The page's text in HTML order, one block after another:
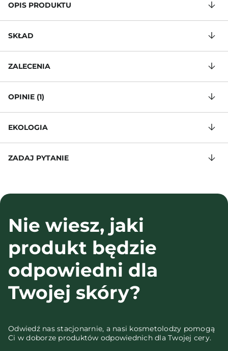
OPIS PRODUKTU
SKŁAD
ZALECENIA
OPINIE (1)
EKOLOGIA
ZADAJ PYTANIE
Nie wiesz, jaki
produkt będzie
odpowiedni dla
Twojej skóry?
Odwiedź nas stacjonarnie, a nasi kosmetolodzy pomogą
Ci w doborze produktów odpowiednich dla Twojej cery.